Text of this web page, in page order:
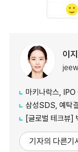
이
마키나락스, IPO
삼성SDS, 예탁
[글로벌 테크뷰] 빅테크
기자의 다른기